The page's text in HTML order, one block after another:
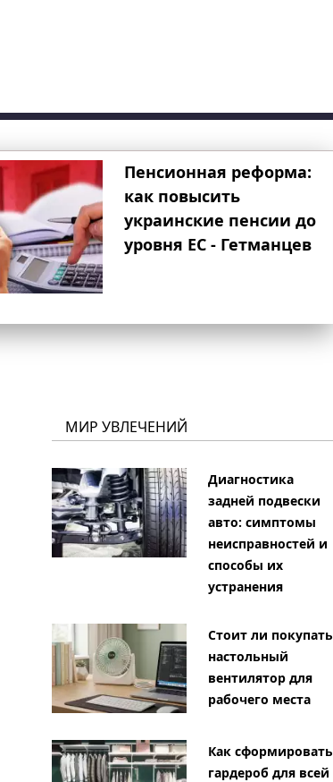
Пенсионная реформа:
как повысить
украинские пенсии до
уровня ЕС - Гетманцев
МИР УВЛЕЧЕНИЙ
Диагностика
задней подвески
авто: симптомы
неисправностей и
способы их
устранения
Стоит ли покупать
настольный
вентилятор для
рабочего места
Как сформировать
гардероб для всей